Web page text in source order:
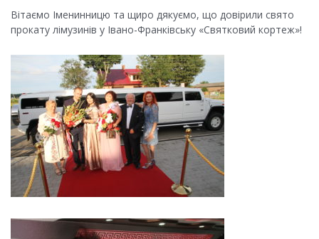
Вітаємо Іменинницю та щиро дякуємо, що довірили свято
прокату лімузинів у Івано-Франківську «Святковий кортеж»!